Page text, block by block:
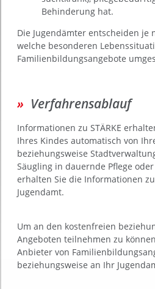
Behinderung hat.
Die Jugendämter entscheiden je
welche besonderen
Familienbildungsangebote
Verfahrensablauf
Informationen zu STÄRKE
Ihres Kindes automatisch von
beziehungsweise
Säugling in dauernde Pflege
erhalten Sie die Informationen zu
Jugendamt.
Um an den kostenfreien
Angeboten teilnehmen zu
Anbieter von
beziehungsweise an Ihr